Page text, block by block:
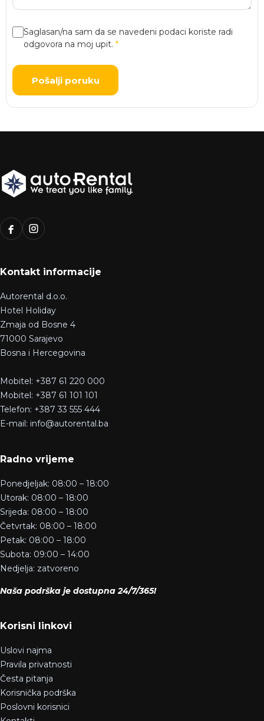
Saglasan/na sam da se navedeni podaci koriste radi
odgovora na moj upit. *
Pošalji poruku
Kontakt informacije
Autorental d.o.o.
Hotel Holiday
Zmaja od Bosne 4
71000 Sarajevo
Bosna i Hercegovina
Mobitel: +387 61 220 000
Mobitel: +387 61 101 101
Telefon: +387 33 555 444
E-mail: info@autorental.ba
Radno vrijeme
Ponedjeljak: 08:00 – 18:00
Utorak: 08:00 – 18:00
Srijeda: 08:00 – 18:00
Četvrtak: 08:00 – 18:00
Petak: 08:00 – 18:00
Subota: 09:00 – 14:00
Nedjelja: zatvoreno
Naša podrška je dostupna 24/7/365!
Korisni linkovi
Uslovi najma
Pravila privatnosti
Česta pitanja
Korisnička podrška
Poslovni korisnici